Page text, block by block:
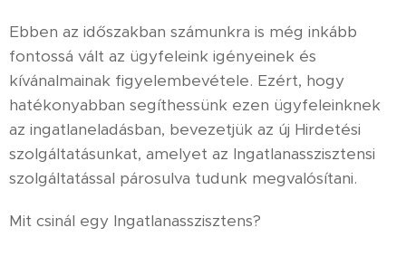
Ebben az időszakban számunkra is még inkább
fontossá vált az ügyfeleink igényeinek és
kívánalmainak figyelembevétele. Ezért, hogy
hatékonyabban segíthessünk ezen ügyfeleinknek
az ingatlaneladásban, bevezetjük az új Hirdetési
szolgáltatásunkat, amelyet az Ingatlanasszisztensi
szolgáltatással párosulva tudunk megvalósítani.
Mit csinál egy Ingatlanasszisztens?